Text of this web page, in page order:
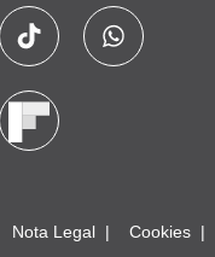
Nota Legal Cookies